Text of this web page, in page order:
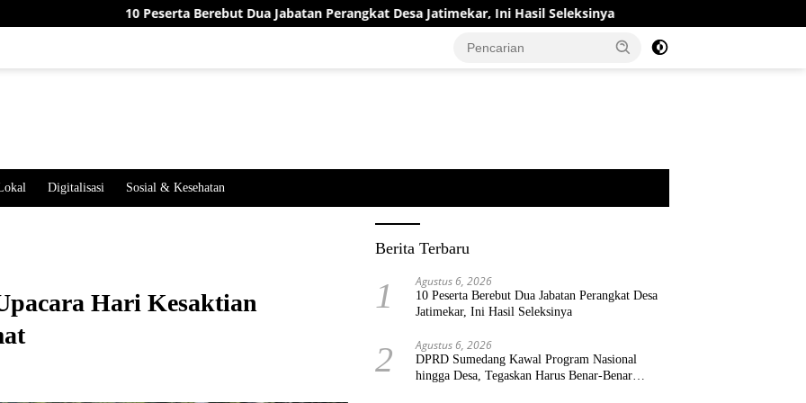
10 Peserta Berebut Dua Jabatan Perangkat Desa Jatimekar, Ini Hasil Seleksinya DPRD Sumedang Kawal Program
Digitalisasi Sosial & Kesehatan
Hari Kesaktian
Berita Terbaru
1 Agustus 6, 2026
10 Peserta Berebut Dua Jabatan Perangkat Desa
Jatimekar, Ini Hasil Seleksinya
2 Agustus 6, 2026
DPRD Sumedang Kawal Program Nasional
hingga Desa, Tegaskan Harus Benar-Benar